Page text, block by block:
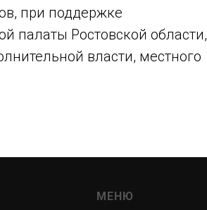
при поддержке
палаты Ростовской области,
власти, местного
МЕНЮ